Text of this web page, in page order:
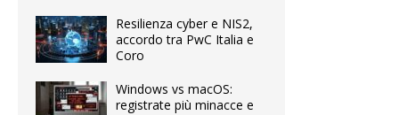
Resilienza cyber e NIS2,
accordo tra PwC Italia e
Coro
Windows vs macOS:
registrate più minacce e